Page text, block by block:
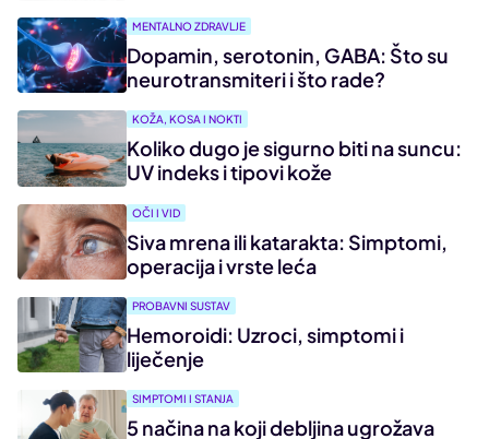
MENTALNO ZDRAVLJE
Dopamin, serotonin, GABA: Što su
neurotransmiteri i što rade?
KOŽA, KOSA I NOKTI
Koliko dugo je sigurno biti na suncu:
UV indeks i tipovi kože
OČI I VID
Siva mrena ili katarakta: Simptomi,
operacija i vrste leća
PROBAVNI SUSTAV
Hemoroidi: Uzroci, simptomi i
liječenje
SIMPTOMI I STANJA
5 načina na koji debljina ugrožava